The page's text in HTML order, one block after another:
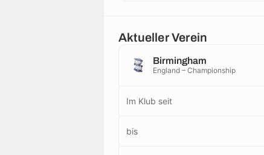
Aktueller Verein
Birmingham
England – Championship
Im Klub seit
bis